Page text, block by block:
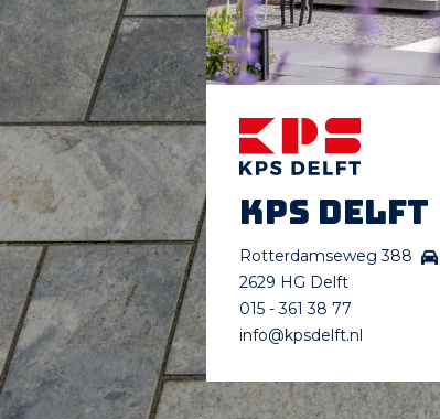
KPS Delft
Rotterdamseweg 388
2629 HG Delft
015 - 361 38 77
info@kpsdelft.nl